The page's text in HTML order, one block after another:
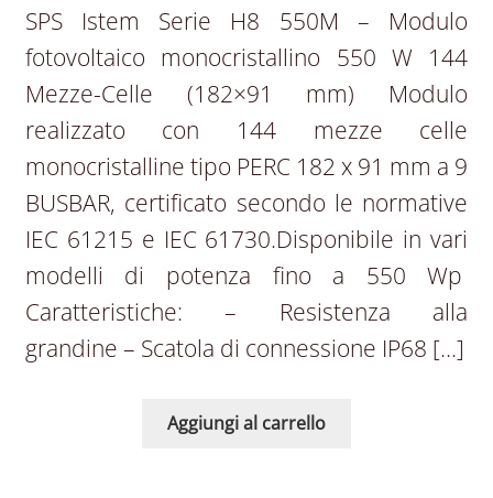
SPS Istem Serie H8 550M – Modulo
fotovoltaico monocristallino 550 W 144
Mezze-Celle (182×91 mm) Modulo
realizzato con 144 mezze celle
monocristalline tipo PERC 182 x 91 mm a 9
BUSBAR, certificato secondo le normative
IEC 61215 e IEC 61730.Disponibile in vari
modelli di potenza fino a 550 Wp
Caratteristiche: – Resistenza alla
grandine – Scatola di connessione IP68 […]
Aggiungi al carrello